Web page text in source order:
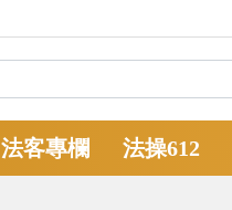
法客專欄 法操612